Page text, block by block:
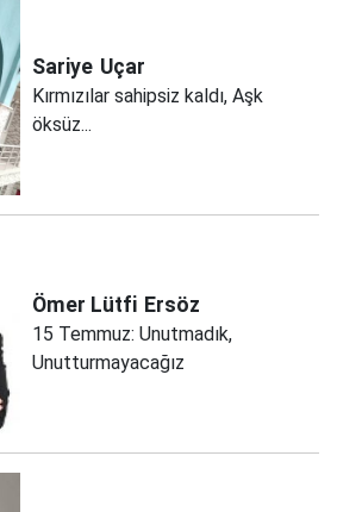
Sariye Uçar
Kırmızılar sahipsiz kaldı, Aşk
öksüz...
Ömer Lütfi Ersöz
15 Temmuz: Unutmadık,
Unutturmayacağız